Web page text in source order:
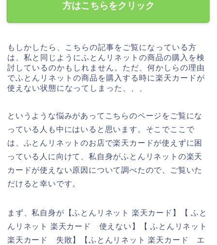
方はこちらをクリック
もしかしたら、こちらの記事をご覧になっている方
は、私と同じようにふとんリネットの商品の購入を検
討しているのかもしれません。ただ、何かしらの理由
でふとんリネットの商品を購入する時に楽天カードが
使えない状態になってしまった、、、
というような悩みがあってこちらのページをご覧にな
っている人も中にはいると思います。そこでここで
は、ふとんリネットのお店で楽天カードが使えずに困
っている人に向けて、私自身がふとんリネットの楽天
カードが使えない原因について調べたので、ご覧いた
だけると幸いです。
まず、私自身が【ふとんリネット 楽天カード】【 ふと
んリネット 楽天カード 使えない】【 ふとんリネット
楽天カード 失敗】【ふとんリネット 楽天カード エ